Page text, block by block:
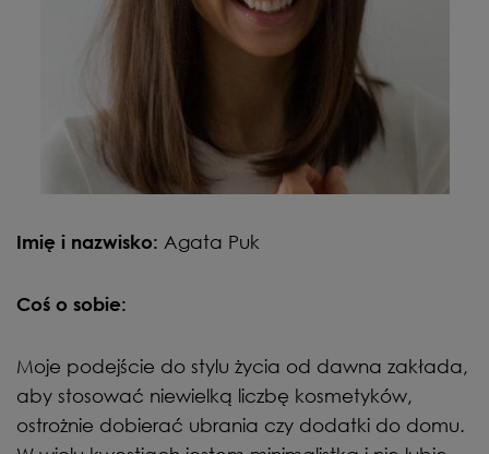
Imię i nazwisko: Agata Puk
Coś o sobie:
Moje podejście do stylu życia od dawna zakłada,
aby stosować niewielką liczbę kosmetyków,
ostrożnie dobierać ubrania czy dodatki do domu.